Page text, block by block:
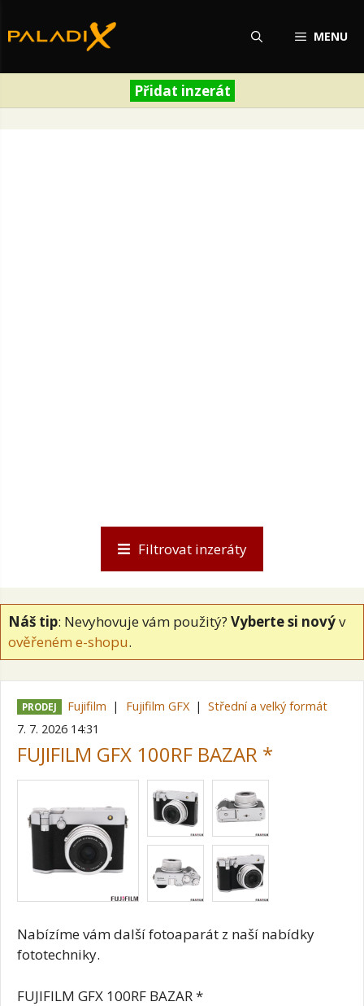
na
MENU
Přidat inzerát
Náš tip: Nevyhovuje vám použitý? Vyberte si novýv
ověřeném e-shopu.
PRODEJ Fujifilm Fujifilm GFX
Střední a velký formát
7. 7. 2026 14:31
FUJIFILM GFX 100RF BAZAR *
Nabízíme vám další fotoaparát z naší nabídky
fototechniky.
FUJIFILM GFX 100RF BAZAR *
Filtrovat inzeráty